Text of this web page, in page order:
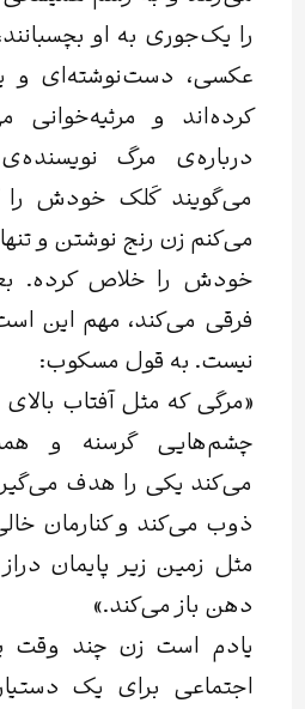
را یک‌جوری به او
عکسی، دست‌نوشته‌ای و
کرده‌اند و مرثیه‌خوانی
درباره‌ی مرگ
می‌گویند کَلک خودش را
می‌کنم زن رنج نوشتن و
خودش را خلاص کرده.
فرقی می‌کند، مهم این
نیست. به‌ قول مسکوب:
«مرگی که مثل آفتاب
چشم‌هایی گرسنه و
می‌کند یکی را هدف
ذوب می‌کند و کنارمان
مثل زمین زیر پایمان
دهن باز می‌کند.»
یادم است زن چند وقت
اجتماعی برای یک